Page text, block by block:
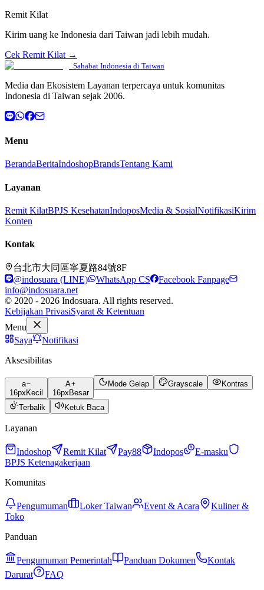
Remit Kilat
Kirim uang ke Indonesia dari Taiwan jadi lebih mudah.
Cek Remit Kilat →
Sahabat Indonesia di Taiwan
Media dan Ekosistem Layanan terpercaya untuk komunitas
Indonesia di Taiwan sejak 2006.
Menu
BerandaBeritaIndoshopBrandsTentang Kami
Layanan
Remit KilatBPJS KesehatanIndoposMedia & SosialNotifikasiKirim
Konten
Kontak
台北市大同區寧夏路84號8F
@indosuara (LINE)
WhatsApp CS
Facebook Fanpage
info@indosuara.net
© 2020 - 2026 Indosuara. All rights reserved.
Kebijakan PrivasiSyarat & Ketentuan
Menu
Saya
Notifikasi
Aksesibilitas
a
16px Kecil
A
16px Besar
Mode Gelap Grayscale Kontras
Terbalik Ketuk Baca
Layanan
Indoshop Remit Kilat Pay88 Indopos
E-masku
BPJS Ketenagakerjaan
Komunitas
Pengumuman Loker Taiwan Event & Acara
Kuliner &
Toko
Panduan
Pengumuman Pemerintah Panduan Dokumen
Kontak
Darurat
FAQ